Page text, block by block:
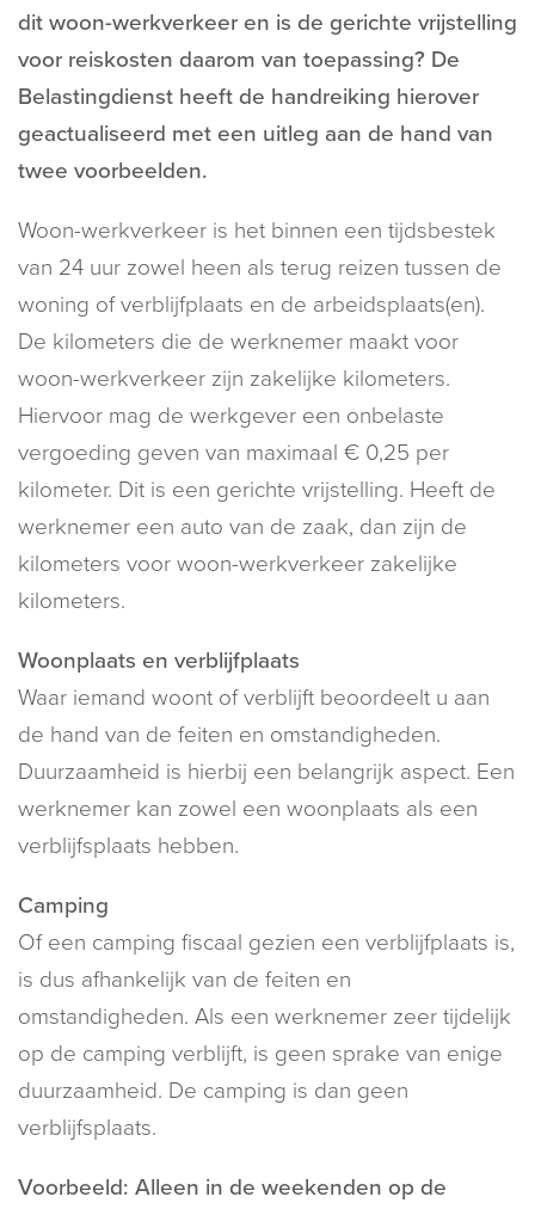
dit woon-werkverkeer en is de gerichte vrijstelling
voor reiskosten daarom van toepassing? De
Belastingdienst heeft de handreiking hierover
geactualiseerd met een uitleg aan de hand van
twee voorbeelden.
Woon-werkverkeer is het binnen een tijdsbestek
van 24 uur zowel heen als terug reizen tussen de
woning of verblijfplaats en de arbeidsplaats(en).
De kilometers die de werknemer maakt voor
woon-werkverkeer zijn zakelijke kilometers.
Hiervoor mag de werkgever een onbelaste
vergoeding geven van maximaal € 0,25 per
kilometer. Dit is een gerichte vrijstelling. Heeft de
werknemer een auto van de zaak, dan zijn de
kilometers voor woon-werkverkeer zakelijke
kilometers.
Woonplaats en verblijfplaats
Waar iemand woont of verblijft beoordeelt u aan
de hand van de feiten en omstandigheden.
Duurzaamheid is hierbij een belangrijk aspect. Een
werknemer kan zowel een woonplaats als een
verblijfsplaats hebben.
Camping
Of een camping fiscaal gezien een verblijfplaats is,
is dus afhankelijk van de feiten en
omstandigheden. Als een werknemer zeer tijdelijk
op de camping verblijft, is geen sprake van enige
duurzaamheid. De camping is dan geen
verblijfsplaats.
Voorbeeld: Alleen in de weekenden op de